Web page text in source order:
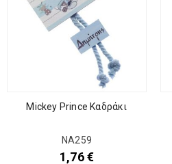
Mickey Prince Καδράκι
ΝΑ259
1,76€